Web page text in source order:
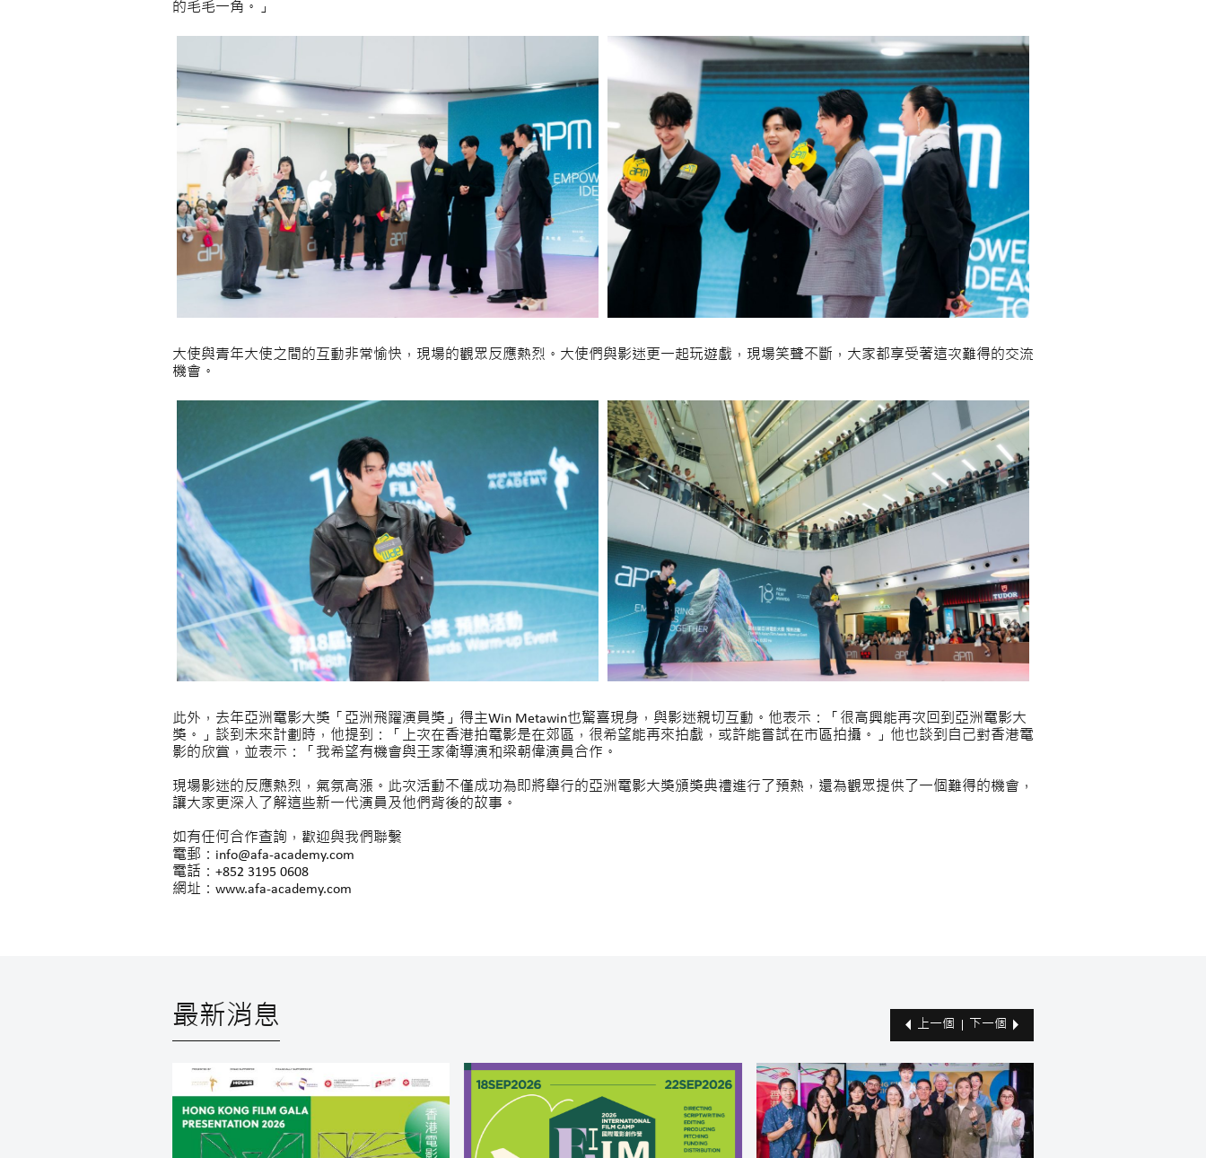
的毛毛一角。」
大使與青年大使之間的互動非常愉快，現場的觀眾反應熱烈。大使們與影迷更一起玩遊戲，現場笑聲不斷，大家都享受著這次難得的交流
機會。
此外，去年亞洲電影大獎「亞洲飛躍演員獎」得主Win Metawin也驚喜現身，與影迷親切互動。他表示：「很高興能再次回到亞洲電影大
獎。」談到未來計劃時，他提到：「上次在香港拍電影是在郊區，很希望能再來拍戲，或許能嘗試在市區拍攝。」他也談到自己對香港電
影的欣賞，並表示：「我希望有機會與王家衛導演和梁朝偉演員合作。
現場影迷的反應熱烈，氣氛高漲。此次活動不僅成功為即將舉行的亞洲電影大獎頒獎典禮進行了預熱，還為觀眾提供了一個難得的機會，
讓大家更深入了解這些新一代演員及他們背後的故事。
如有任何合作查詢，歡迎與我們聯繫
電郵：info@afa-academy.com
電話：+852 3195 0608
網址：www.afa-academy.com
最新消息 上一個 下一個